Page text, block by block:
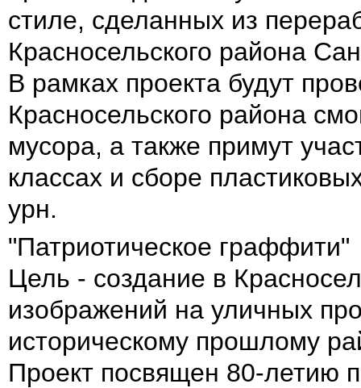
стиле, сделанных из
Красносельского района
В рамках проекта будут
Красносельского района
мусора, а также примут
классах и сборе
урн.
"Патриотическое граффити"
Цель - создание в
изображений на уличных
историческому прошлому
Проект посвящен 80-летию